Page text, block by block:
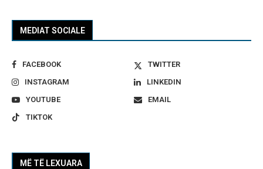
MEDIAT SOCIALE
FACEBOOK
TWITTER
INSTAGRAM
LINKEDIN
YOUTUBE
EMAIL
TIKTOK
MË TË LEXUARA